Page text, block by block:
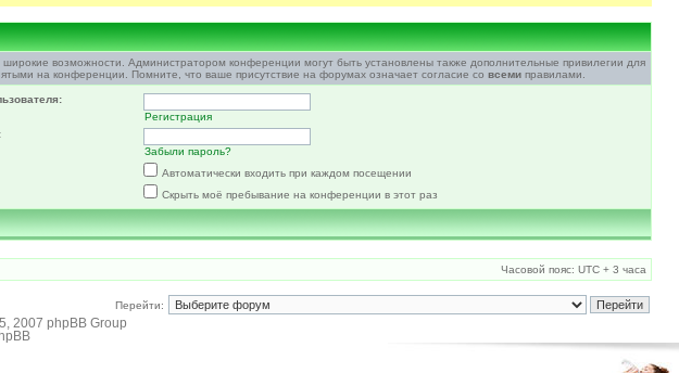
возможности. Администратором конференции могут быть установлены также дополнительные привилегии для
на конференции. Помните, что ваше присутствие на форумах означает согласие со всемиправилами.
Регистрация
Забыли пароль?
Автоматически входить при каждом посещении
Скрыть моё пребывание на конференции в этот раз
Часовой пояс: UTC + 3 часа
Перейти:
2007 phpBB Group